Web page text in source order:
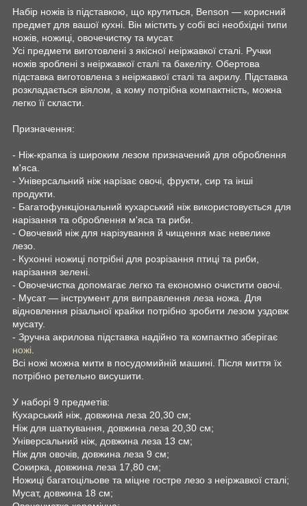
Набір ножів із підставкою, що крутиться, Benson — корисний
предмет для вашої кухні. Він містить у собі всі необхідні типи
ножів, ножиці, овочечистку та мусат.
Усі предмети виготовлені з якісної неіржавкої сталі. Ручки
ножів зроблені з неіржавкої сталі та бакеліту. Обертова
підставка виготовлена з неіржавкої сталі та акрилу. Підставка
розкладається віялом, а кому потрібна компактність, можна
легко її скласти.
Призначення:
- Ніж-крапка із широким лезом призначений для оброблення
м'яса.
- Універсальний ніж нарізає овочі, фрукти, сир та інші
продукти.
- Багатофункціональний кухарський ніж використовується для
нарізання та оброблення м'яса та риби.
- Овочевий ніж для нарізування й чищення має невелике
лезо.
- Кухонні ножиці потрібні для розрізання птиці та риби,
нарізання зелені.
- Овочечистка допомагає легко та економно очистити овочі.
- Мусат — інструмент для виправлення леза ножа. Для
відновлення різальної крайки потрібно зробити лезом уздовж
мусату.
- Зручна акрилова підставка надійно та компактно зберігає
ножі
Всі ножі можна мити в посудомийній машині. Після миття їх
потрібно ретельно висушити.
У наборі 9 предметів:
Кухарський ніж, довжина леза 20,30 см;
Ніж для шаткування, довжина леза 20,30 см;
Універсальний ніж, довжина леза 13 см;
Ніж для овочів, довжина леза 9 см;
Сокирка, довжина леза 17,80 см;
Ножиці багатоцільове та міцне гостре лезо з неіржавкої сталі;
Мусат, довжина 18 см;